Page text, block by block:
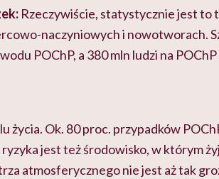
Rzeczywiście, statystycznie jest to
naczyniowych i nowotworach.
POChP, a 380 mln ludzi na
życia. Ok. 80 proc. przypadków
jest też środowisko, w którym
atmosferycznego nie jest aż tak